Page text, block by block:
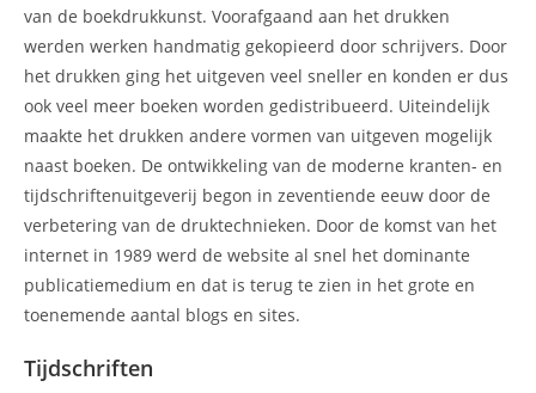
van de boekdrukkunst. Voorafgaand aan het drukken
werden werken handmatig gekopieerd door schrijvers. Door
het drukken ging het uitgeven veel sneller en konden er dus
ook veel meer boeken worden gedistribueerd. Uiteindelijk
maakte het drukken andere vormen van uitgeven mogelijk
naast boeken. De ontwikkeling van de moderne kranten- en
tijdschriftenuitgeverij begon in zeventiende eeuw door de
verbetering van de druktechnieken. Door de komst van het
internet in 1989 werd de website al snel het dominante
publicatiemedium en dat is terug te zien in het grote en
toenemende aantal blogs en sites.
Tijdschriften